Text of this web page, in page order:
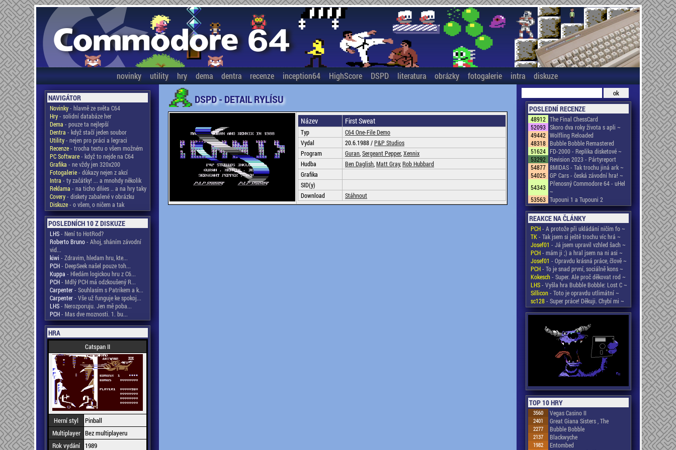
novinky utility hry dema dentra recenze inception64 HighScore DSPD literatura obrázky fotogalerie intra diskuze
NAVIGÁTOR
Novinky- hlavně ze světa C64
Hry- solidní databáze her
Dema - pouze ta nejlepší
Dentra - když stačí jeden soubor
Utility- nejen pro práci a legraci
Recenze- trocha textu o všem možném
PC Software- když to nejde na C64
Grafika - ne vždy jen 320x200
Fotogalerie- důkazy nejen z akcí
Intra - ty začátky! ... a mnohdy několik
Reklama - na ticho dňies .. a na hry taky
Covery- diskety zabalené v obrázku
Diskuze- o všem, o ničem a tak
POSLEDNÍCH 10 Z DISKUZE
LHS- Není to HotRod?
Roberto Bruno- Ahoj, sháním závodní
vid...
kiwi - Zdravim, hledam hru, kte...
PCH- DeepSeek našel pouze toh...
Kuppa - Hledám logickou hru z C6...
PCH- Mdlý PCH má odzkoušený R...
Carpenter- Souhlasím s Patrikem a k...
Carpenter- Vše už funguje ke spokoj...
LHS- Nerozporuju. Jen mě poba...
PCH- Mas dve moznosti. 1. bu...
HRA
Catspan II
Herní styl
Pinball
Multiplayer Bez multiplayeru
Rok vydání
1989
DSPD - DETAIL RYLÍSU
Název First Sweat
Typ
C64 One-File Demo
Vydal
20.6.1988 /P&P Studios
Program
Guran Sergeant Pepper, Xennix
Hudba
Ben Daglish Matt Gray, Rob Hubbard
Grafika
SID(y)
Download
Stáhnout
POSLEDNÍ RECENZE
48912 The Final ChessCard
52093 Skoro dva roky života s apli ~
49442 Wolfling Reloaded
48318 Bubble Bobble Remastered
51624 FD-2000 - Replika disketové ~
53292 Revision 2023 - Pártyreport
54877 8MIDAS - Tak trochu jiná ark ~
54025 GP Cars - česká závodní hra! ~
54343 Přenosný Commodore 64 - uHel
~
53563 Tupouni 1 a Tupouni 2
REAKCE NA ČLÁNKY
PCH- A protože při ukládání ničím fo ~
TK- Tak jsem si ještě trochu víc hrá ~
Josef01 - Já jsem upravil vzhled šach ~
PCH- mám ji ;) a hral jsem na ni asi ~
Josef01 - Opravdu krásná práce, člově ~
PCH- To je snad první, sociálně kons ~
Kokesch- Super. Ale proč děkovat rod ~
LHS- Vyšla hra Bubble Bobble: Lost C ~
Sillicon- Toto je opravdu utlimátní ~
sc128- Super práce! Děkuji. Chybí mi ~
TOP 10 HRY
3560 Vegas Casino II
2401 Great Giana Sisters , The
2277 Bubble Bobble
2137 Blackwyche
1982 Entombed